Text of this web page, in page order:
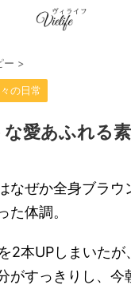
ー >
の日常
愛あふれる
なぜか全身ブラウ
た体調。
2本UPしまいたが
がすっきりし、今